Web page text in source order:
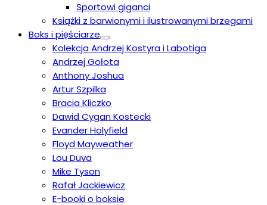
Sportowi giganci
Książki z barwionymi i ilustrowanymi brzegami
Boks i pięściarze
Kolekcja Andrzej Kostyra i Labotiga
Andrzej Gołota
Anthony Joshua
Artur Szpilka
Bracia Kliczko
Dawid Cygan Kostecki
Evander Holyfield
Floyd Mayweather
Lou Duva
Mike Tyson
Rafał Jackiewicz
E-booki o boksie